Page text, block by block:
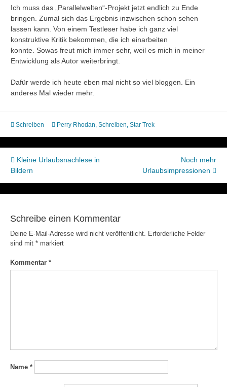
Ich muss das „Parallelwelten“-Projekt jetzt endlich zu Ende
bringen. Zumal sich das Ergebnis inzwischen schon sehen
lassen kann. Von einem Testleser habe ich ganz viel
konstruktive Kritik bekommen, die ich einarbeiten
konnte. Sowas freut mich immer sehr, weil es mich in meiner
Entwicklung als Autor weiterbringt.
Dafür werde ich heute eben mal nicht so viel bloggen. Ein
anderes Mal wieder mehr.
Schreiben Perry Rhodan, Schreiben, Star Trek
Beitragsnavigation
Kleine Urlaubsnachlese in
Bildern
Noch mehr
Urlaubsimpressionen
Schreibe einen Kommentar
Deine E-Mail-Adresse wird nicht veröffentlicht.
Erforderliche Felder
sind mit *markiert
Kommentar *
Name *